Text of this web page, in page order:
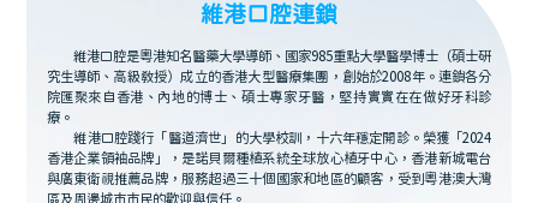
維港口腔連鎖
維港口腔是粵港知名醫藥大學導師、國家985重點大學醫學博士（碩士研
究生導師、高級教授）成立的香港大型醫療集團，創始於2008年。連鎖各分
院匯聚來自香港、內地的博士、碩士專家牙醫，堅持實實在在做好牙科診
療。
維港口腔踐行「醫道濟世」的大學校訓，十六年穩定開診。榮獲「2024
香港企業領袖品牌」，是諾貝爾種植系統全球放心植牙中心，香港新城電台
與廣東衛視推薦品牌，服務超過三十個國家和地區的顧客，受到粵港澳大灣